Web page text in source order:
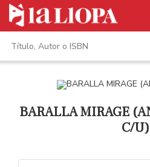
BARALLA MIRAGE
C/U)